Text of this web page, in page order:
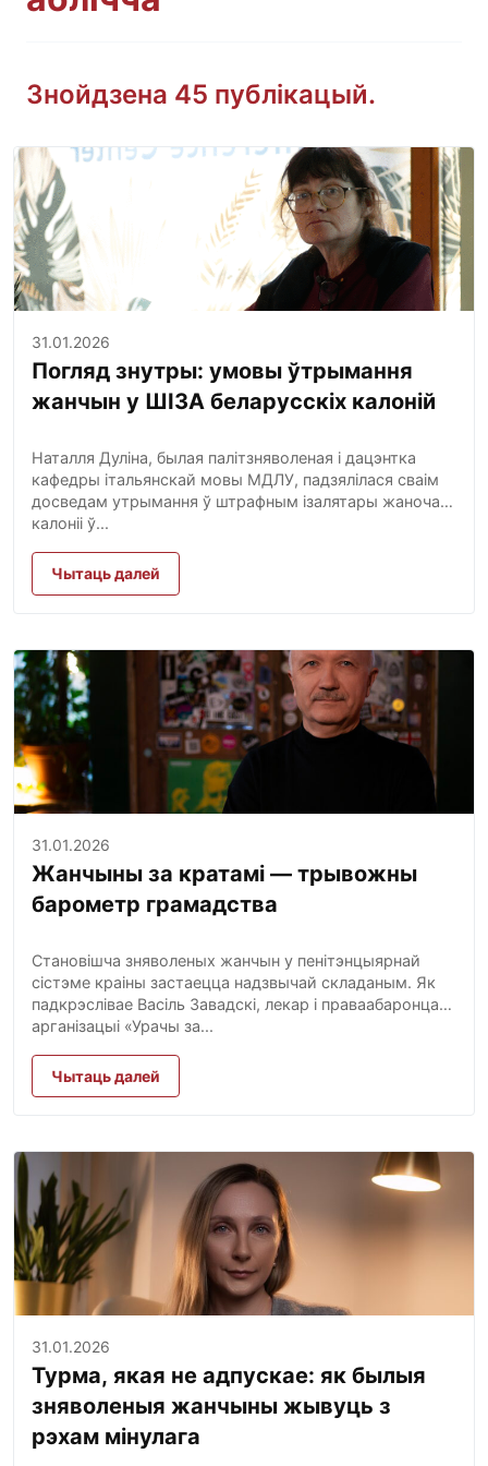
Знойдзена 45 публікацый.
31.01.2026
Погляд знутры: умовы ўтрымання
жанчын у ШІЗА беларусскіх калоній
Наталля Дуліна, былая палітзняволеная і дацэнтка
кафедры італьянскай мовы МДЛУ, падзялілася сваім
досведам утрымання ў штрафным ізалятары жаночай
калоніі ў...
Чытаць далей
31.01.2026
Жанчыны за кратамі — трывожны
барометр грамадства
Становішча зняволеных жанчын у пенітэнцыярнай
сістэме краіны застаецца надзвычай складаным. Як
падкрэслівае Васіль Завадскі, лекар і праваабаронца
арганізацыі «Урачы за...
Чытаць далей
31.01.2026
Турма, якая не адпускае: як былыя
зняволеныя жанчыны жывуць з
рэхам мінулага